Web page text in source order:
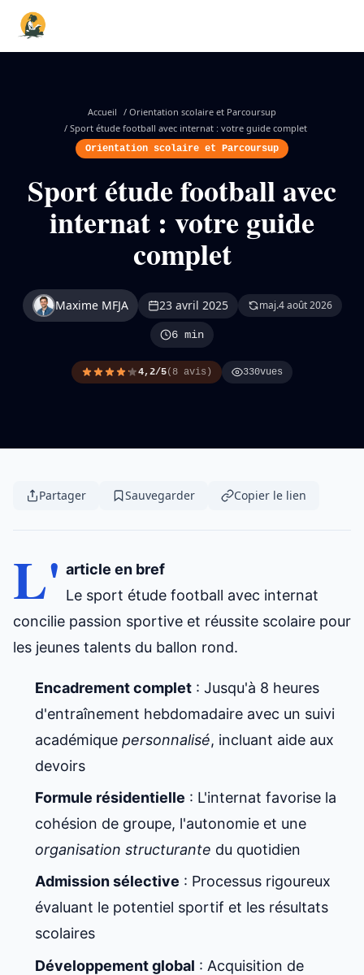
Accueil / Orientation scolaire et Parcoursup
/ Sport étude football avec internat : votre guide complet
Orientation scolaire et Parcoursup
Sport étude football avec
internat : votre guide
complet
Maxime MFJA 23 avril 2025 maj.4 août 2026
6 min
4,2/5(8 avis) 330vues
Partager Sauvegarder Copier le lien
L' article en bref
Le sport étude football avec internat
concilie passion sportive et réussite scolaire pour
les jeunes talents du ballon rond.
Encadrement complet : Jusqu'à 8 heures
d'entraînement hebdomadaire avec un suivi
académique personnalisé, incluant aide aux
devoirs
Formule résidentielle : L'internat favorise la
cohésion de groupe, l'autonomie et une
organisation structurante du quotidien
Admission sélective : Processus rigoureux
évaluant le potentiel sportif et les résultats
scolaires
Développement global : Acquisition de